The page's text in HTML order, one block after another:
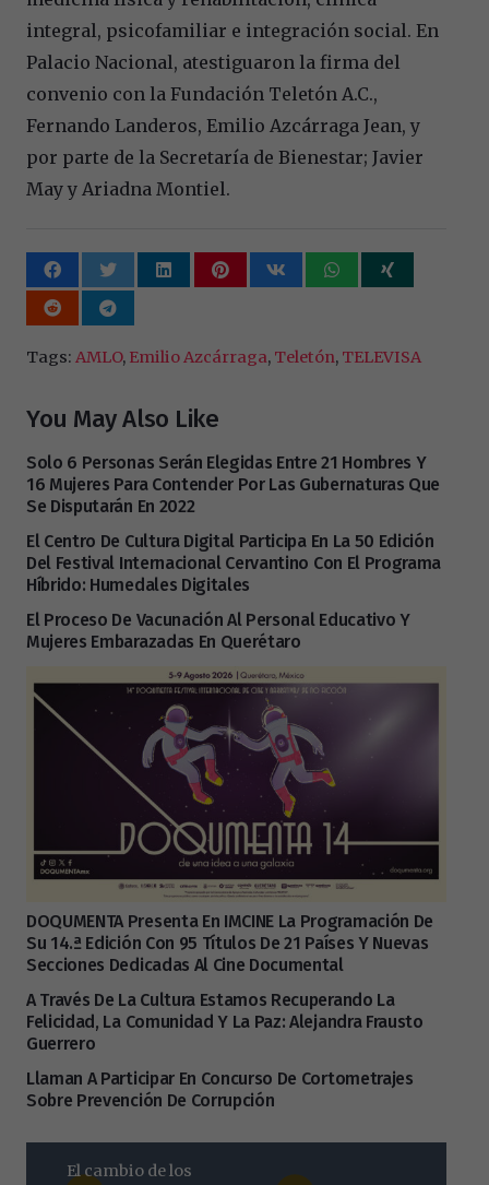
integral, psicofamiliar e integración social. En
Palacio Nacional, atestiguaron la firma del
convenio con la Fundación Teletón A.C.,
Fernando Landeros, Emilio Azcárraga Jean, y
por parte de la Secretaría de Bienestar; Javier
May y Ariadna Montiel.
Tags: AMLO, Emilio Azcárraga, Teletón, TELEVISA
You May Also Like
Solo 6 Personas Serán Elegidas Entre 21 Hombres Y
16 Mujeres Para Contender Por Las Gubernaturas Que
Se Disputarán En 2022
El Centro De Cultura Digital Participa En La 50 Edición
Del Festival Internacional Cervantino Con El Programa
Híbrido: Humedales Digitales
El Proceso De Vacunación Al Personal Educativo Y
Mujeres Embarazadas En Querétaro
DOQUMENTA Presenta En IMCINE La Programación De
Su 14.ª Edición Con 95 Títulos De 21 Países Y Nuevas
Secciones Dedicadas Al Cine Documental
A Través De La Cultura Estamos Recuperando La
Felicidad, La Comunidad Y La Paz: Alejandra Frausto
Guerrero
Llaman A Participar En Concurso De Cortometrajes
Sobre Prevención De Corrupción
El cambio de los